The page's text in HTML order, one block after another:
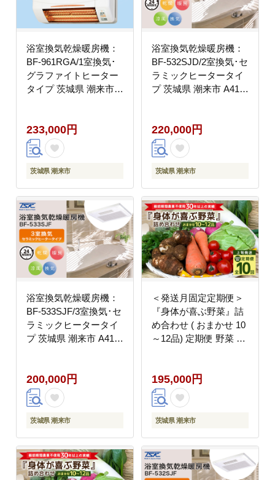
浴室換気乾燥暖房機：
BF-961RGA/1室換気･
グラファイトヒーター
タイプ 茨城県 潮来市
233,000円
茨城県 潮来市
浴室換気乾燥暖房機：
BF-532SJD/2室換気･セ
ラミックヒータータイ
プ 茨城県 潮来市 A41-
220,000円
茨城県 潮来市
浴室換気乾燥暖房機：
BF-533SJF/3室換気･セ
ラミックヒータータイ
プ 茨城県 潮来市 A41-
200,000円
茨城県 潮来市
＜発送月固定定期便＞
『身体が喜ぶ野菜』詰
め合わせ ( おまかせ 10
～12品) 定期便 野菜 詰
せ 野菜定期便 季節の野
菜 セット 有機栽培 EM
農法 産地直送 野菜ボッ
クス ギフト 家庭用 茨
195,000円
茨城県 潮来市